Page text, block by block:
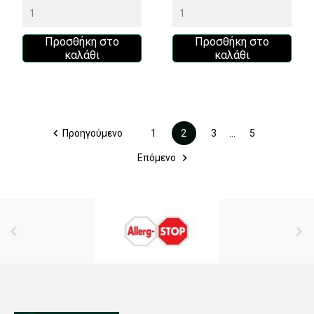
Προσθήκη στο
καλάθι
Προσθήκη στο
καλάθι
 Προηγούμενο 1 2 3 … 5
Επόμενο 
 